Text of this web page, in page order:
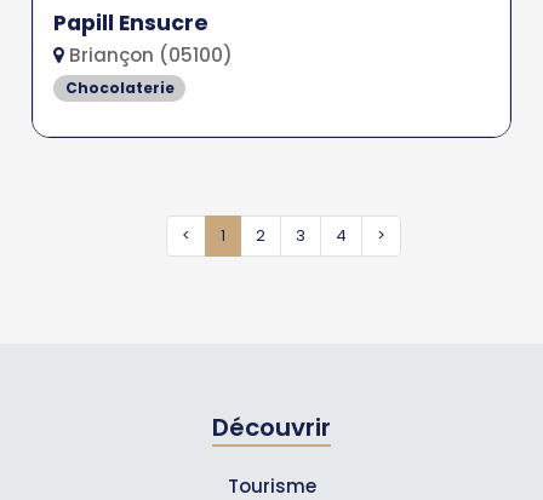
Papill Ensucre
Briançon (05100)
Chocolaterie
< 1 2 3 4 >
Découvrir
Tourisme